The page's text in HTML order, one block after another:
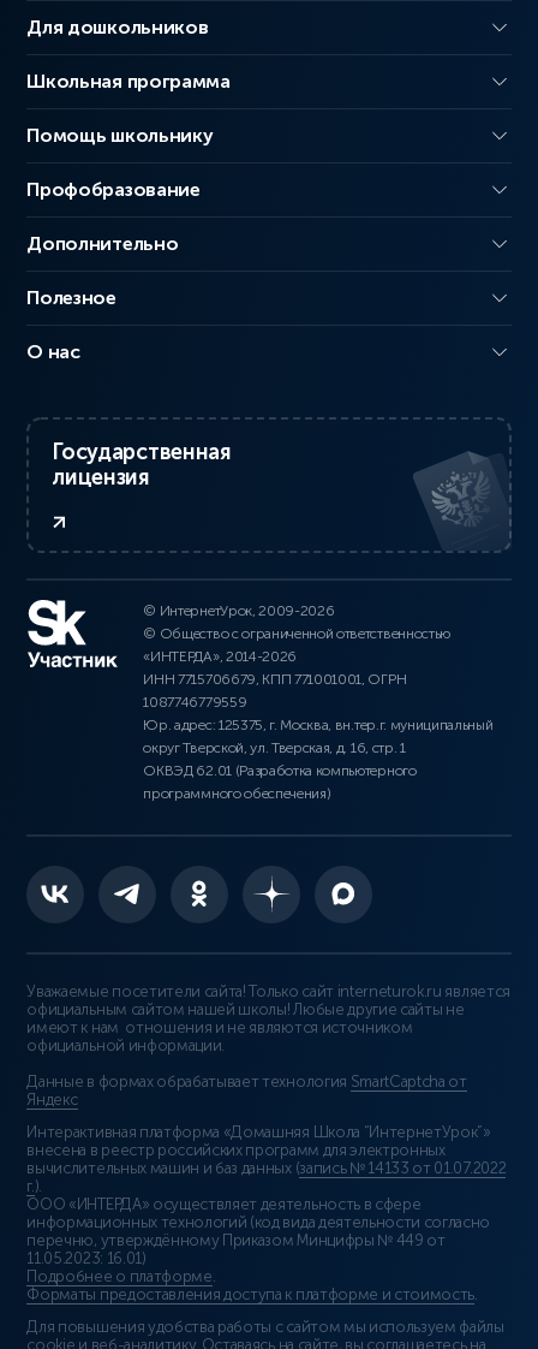
Для дошкольников
Школьная программа
Помощь школьнику
Профобразование
Дополнительно
Полезное
О нас
Государственная
лицензия
© ИнтернетУрок, 2009-2026
© Общество с ограниченной ответственностью
«ИНТЕРДА», 2014-2026
ИНН 7715706679, КПП 771001001, ОГРН
1087746779559
Юр. адрес: 125375, г. Москва, вн.тер.г. муниципальный
округ Тверской, ул. Тверская, д. 16, стр. 1
ОКВЭД 62.01 (Разработка компьютерного
программного обеспечения)
Уважаемые посетители сайта! Только сайт interneturok.ru является
официальным сайтом нашей школы! Любые другие сайты не
имеют к нам отношения и не являются источником
официальной информации.
Данные в формах обрабатывает технология SmartCaptcha от
Яндекс
Интерактивная платформа «Домашняя Школа “ИнтернетУрок”»
внесена в реестр российских программ для электронных
вычислительных машин и баз данных (запись № 14133 от 01.07.2022
г.).
ООО «ИНТЕРДА» осуществляет деятельность в сфере
информационных технологий (код вида деятельности согласно
перечню, утверждённому Приказом Минцифры № 449 от
11.05.2023: 16.01)
Подробнее о платформе.
Форматы предоставления доступа к платформе и стоимость.
Для повышения удобства работы с сайтом мы используем файлы
cookie и веб-аналитику. Оставаясь на сайте, вы соглашаетесь на